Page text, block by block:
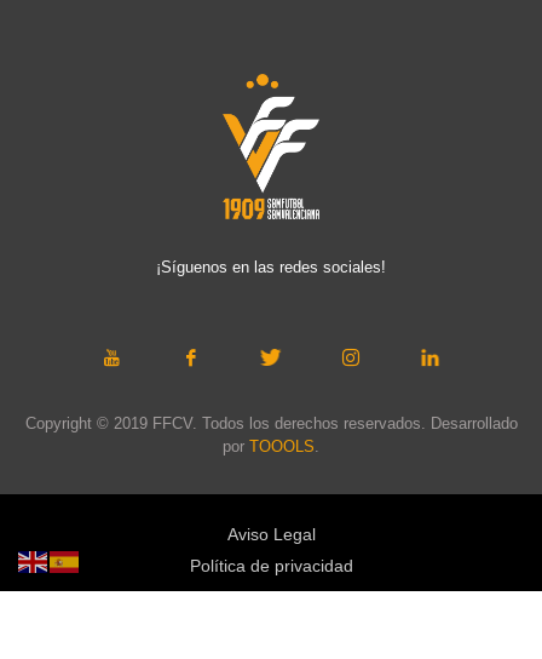
¡Síguenos en las redes sociales!
Copyright © 2019 FFCV. Todos los derechos reservados. Desarrollado
por TOOOLS
Aviso Legal
Política de privacidad
Política de cookies